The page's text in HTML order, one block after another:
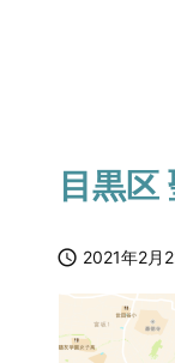
目黒区
 2021年2月